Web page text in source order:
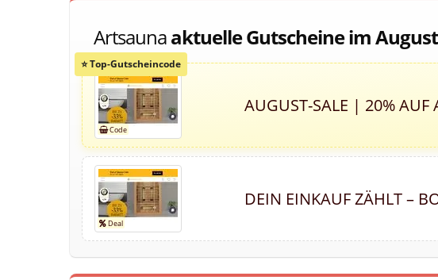
Artsaunaaktuelle Gutscheine im
AUGUST-SALE | 20% AUF
DEIN EINKAUF ZÄHLT –